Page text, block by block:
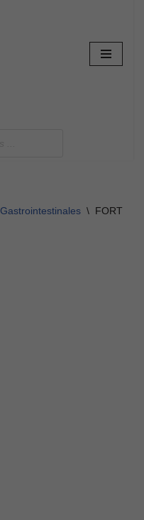
Gastrointestinales \